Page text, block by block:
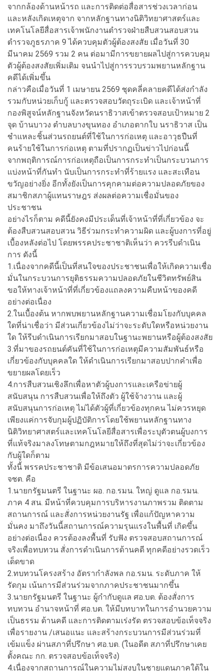
จากกล้องด้านหน้ารถ และการติดต่อสื่อสารช่วงเวลาก่อน
และหลังเกิดเหตุจาก จากหลักฐานทางนิติวิทยาศาสตร์และ
เทคโนโลยีสื่อสารเจ้าพนักงานตำรวจฝ่ายสืบสวนสอบสวน
ตำรวจภูธรภาค 9 ได้ควบคุมตัวผู้ต้องสงสัย เมื่อวันที่ 30
มีนาคม 2569 รวม 2 คน ต่อมามีการขยายผลไปสู่การควบคุม
ตัวผู้ต้องสงสัยเพิ่มเติม จนนำไปสู่การรวบรวมพยานหลักฐาน
คดีได้เพิ่มขึ้น
กล่าวคือเมื่อวันที่ 1 เมษายน 2569 ชุดคลี่คลายคดีได้ส่งกำลัง
รวมกับหน่วยเก็บกู้ และตรวจสอบวัตถุระเบิด และเจ้าหน้าที่
กองพิสูจน์หลักฐานจังหวัดนราธิวาสเข้าตรวจสอบเป้าหมาย 2
จุด บ้านบาวง ตำบลบางขุนทอง อำเภอตากใบ นราธิวาส เป็น
ชำแหละชิ้นส่วนรถยนต์ที่ใช้ในการก่อเหตุ และอาวุธปืนที่
คนร้ายใช้ในการก่อเหตุ ตามที่ปรากฏเป็นข่าวไปก่อนนี้
จากพฤติการณ์การก่อเหตุถือเป็นการกระทำเป็นกระบวนการ
แบ่งหน้าที่กันทำ นับเป็นการกระทำที่ร้ายแรง และสะเทือน
ขวัญอย่างยิ่ง อีกทั้งยังเป็นการคุกคามต่อความปลอดภัยของ
สมาชิกสภาผู้แทนราษฎร ส่งผลต่อความเชื่อมั่นของ
ประชาชน
อย่างไรก็ตาม คดีนี้ยังคงมีประเด็นที่เจ้าหน้าที่ที่เกี่ยวข้อง จะ
ต้องสืบสวนสอบสวน วิธีร่วมกระทำความผิด และผู้บงการที่อยู่
เบื้องหลังต่อไป โดยพรรคประชาชาติเห็นว่า ควรรีบดำเนิน
การ ดังนี้
1.เนื่องจากคดีนี้เป็นที่สนใจของประชาชนเพื่อให้เกิดความเชื่อ
มั่นในกระบวนการยุติธรรมความปลอดภัยในชีวิตทรัพย์สิน
ขอให้ทางเจ้าหน้าที่ที่เกี่ยวข้องแถลงความคืบหน้าของคดี
อย่างต่อเนื่อง
2.ในเบื้องต้น หากพบพยานหลักฐานความเชื่อมโยงกับบุคคล
ใดที่น่าเชื่อว่า มีส่วนเกี่ยวข้องไม่ว่าจะระดับใดหรือหน่วยงาน
ใด ให้รีบดำเนินการเรียกมาสอบในฐานะพยานหรือผู้ต้องสงสัย
3.ที่มาของรถยนต์คันที่ใช้ในการก่อเหตุมีความสัมพันธ์หรือ
เกี่ยวข้องกับบุคคลใด ให้ดำเนินการเรียกมาสอบปากคำเพื่อ
ขยายผลโดยเร็ว
4.การสืบสวนเชิงลึกเพื่อหาตัวผู้บงการและเครือข่ายผู้
สนับสนุน การสืบสวนเพื่อให้ถึงตัว ผู้ใช้จ้างวาน และผู้
สนับสนุนการก่อเหตุ ไม่ได้ตัวผู้ที่เกี่ยวข้องทุกคน ไม่ควรหยุด
เพียงแค่การจับกุมผู้ปฏิบัติการโดยใช้พยานหลักฐานทาง
นิติวิทยาศาสตร์และเทคโนโลยีสื่อสารเพื่อระบุตัวตนผู้บงการ
ที่แท้จริงมาลงโทษตามกฎหมายให้ถึงที่สุดไม่ว่าจะเกี่ยวข้อง
กับผู้ใดก็ตาม
ทั้งนี้ พรรคประชาชาติ มีข้อเสนอมาตรการความปลอดภัย
จชต. คือ
1.นายกรัฐมนตรี ในฐานะ ผอ. กอ.รมน. ใหญ่ ดูแล กอ.รมน.
ภาค 4 สน. มีหน้าที่ควบคุมการบริหารงานภาพรวม ติดตาม
สถานการณ์ และสั่งการหน่วยงานรัฐ เพื่อแก้ปัญหาความ
มั่นคง มาถึงวันนี้สถานการณ์ความรุนแรงในพื้นที่ เกิดขึ้น
อย่างต่อเนื่อง ควรต้องลงพื้นที่ รับฟัง ตรวจสอบสถานการณ์
จริงเพื่อทบทวน สั่งการดำเนินการด้านคดี ทุกคดีอย่างรวดเร็ว
เด็ดขาด
2.ทบทวนโครงสร้าง อัตรากำลังพล กอ.รมน. ระดับภาค ให้
รัดกุม เน้นการมีส่วนร่วมจากภาคประชาชนมากขึ้น
3.นายกรัฐมนตรี ในฐานะ ผู้กำกับดูแล ศอ.บต. ต้องสั่งการ
ทบทวน อำนาจหน้าที่ ศอ.บต. ให้มีบทบาทในการอำนวยความ
เป็นธรรม ด้านคดี และการติดตามเร่งรัด ตรวจสอบข้อเท็จจริง
เพื่อรายงาน /เสนอแนะ และสร้างกระบวนการมีส่วนร่วมที่
เข้มแข็ง ผ่านสภาที่ปรึกษา ศอ.บต. (ในอดีต สภาที่ปรึกษาเคย
ตั้งคณะ กก. ตรวจสอบข้อเท็จจริง)
4.เนื่องจากสถานการณ์ในความไม่สงบในชายแดนภาคใต้ใน